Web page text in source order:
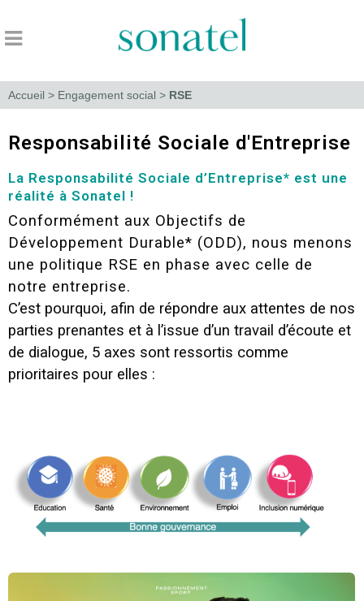
Accueil > Engagement social > RSE
Responsabilité Sociale d'Entreprise
La Responsabilité Sociale d’Entreprise* est une
réalité à Sonatel !
Conformément aux Objectifs de
Développement Durable* (ODD), nous menons
une politique RSE en phase avec celle de
notre entreprise.
C’est pourquoi, afin de répondre aux attentes de nos
parties prenantes et à l’issue d’un travail d’écoute et
de dialogue, 5 axes sont ressortis comme
prioritaires pour elles :